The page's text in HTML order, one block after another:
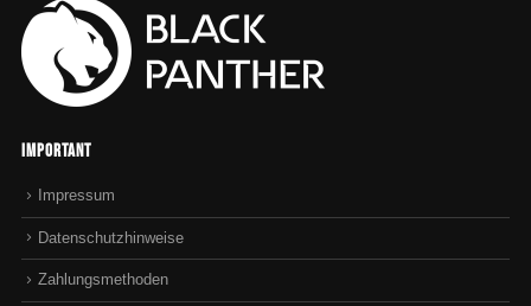
Important
Impressum
Datenschutzhinweise
Zahlungsmethoden